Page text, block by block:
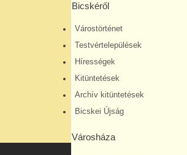
Bicskéről
Várostörténet
Testvértelepülések
Hírességek
Kitüntetések
Archív kitüntetések
Bicskei Újság
Városháza